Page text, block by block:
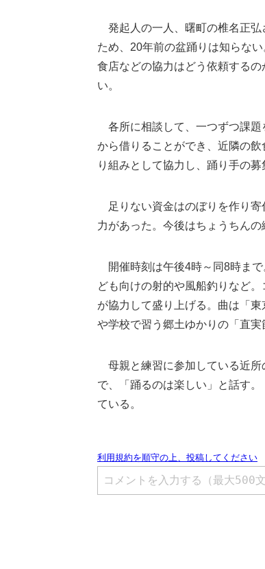
発起人の一人、曙町の椎名正弘
ため、20年前の盆踊りは知らな
食店などの協力はどう依頼する
い。
各所に相談して、一つずつ課題
から借りることができ、近隣の
り組みとして協力し、踊り手の
足りない資金はのぼりを作り寄
力があった。今後はちょうちん
開催時刻は午後4時～同8時まで
ども向けの射的や風船釣りなど
が協力して盛り上げる。曲は「
や学校で習う郷土ゆかりの「直実
母親と練習に参加している近所
で、「踊るのは楽しい」と話す
ている。